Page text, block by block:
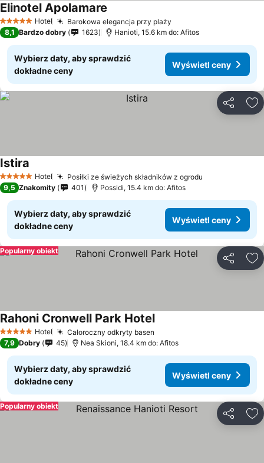
5 KategoriaHotel Barokowa elegancja przy plaży
Elinotel Apolamare
8,1 Bardzo dobry 1623 Hanioti, 15.6 km do: Afitos
Wybierz daty, aby sprawdzić
dokładne ceny
Wyświetl ceny
5 KategoriaHotel Posiłki ze świeżych składników z ogrodu
Istira
9,5 Znakomity 401 Possidi, 15.4 km do: Afitos
Wybierz daty, aby sprawdzić
dokładne ceny
Wyświetl ceny
Popularny obiekt
5 KategoriaHotel Całoroczny odkryty basen
Rahoni Cronwell Park Hotel
7,9 Dobry 45 Nea Skioni, 18.4 km do: Afitos
Wybierz daty, aby sprawdzić
dokładne ceny
Wyświetl ceny
Popularny obiekt